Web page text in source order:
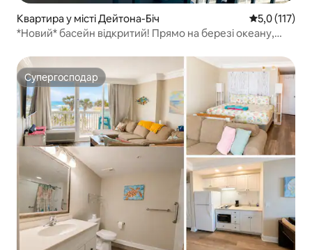
Квартира у місті Дейтона-Біч Середня
5,0 (117)
*Новий* басейн відкритий! Прямо на березі океану,
Супергосподар
Супергосподар